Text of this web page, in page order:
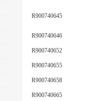
R900740645
R900740646
R900740652
R900740655
R900740658
R900740665